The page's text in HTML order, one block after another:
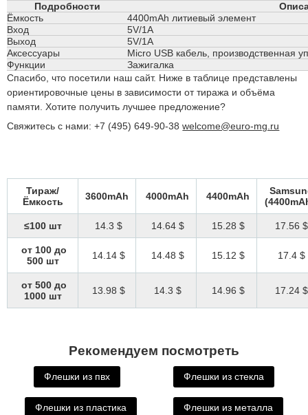
Подробности
Ёмкость
4400mAh литиевый элемент
Вход
5V/1A
Выход
5V/1A
Аксессуары
Micro USB кабель, производственная
Функции
Зажигалка
Спасибо, что посетили наш сайт. Ниже в таблице представлены
ориентировочные цены в зависимости от тиража и объёма
памяти. Хотите получить лучшее предложение?
Свяжитесь с нами: +7 (495) 649-90-38welcome@euro-mg.ru
Тираж/
Ёмкость
3600mAh 4000mAh 4400mAh
≤100 шт 14.3 $ 14.64 $ 15.28 $ 17.56 $
от 100 до
500 шт
14.14 $ 14.48 $ 15.12 $ 17.4 $
от 500 до
1000 шт
13.98 $ 14.3 $ 14.96 $ 17.24 $
Рекомендуем посмотреть
Флешки из пвх Флешки из стекла
Флешки из пластика Флешки из металла